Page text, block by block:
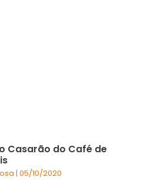
Casarão do Café de
05/10/2020